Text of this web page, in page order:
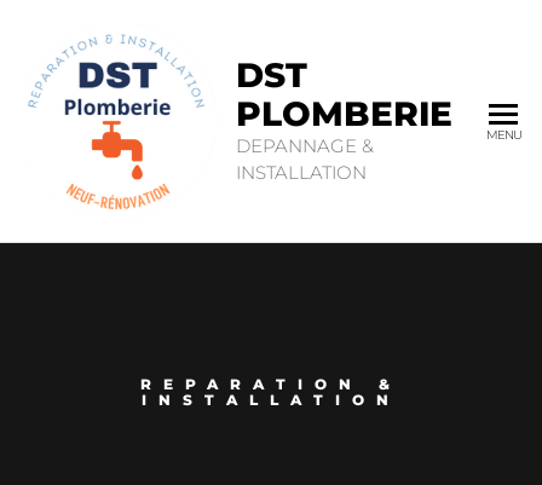
DST
PLOMBERIE
DEPANNAGE &
INSTALLATION
MENU
REPARATION &
INSTALLATION